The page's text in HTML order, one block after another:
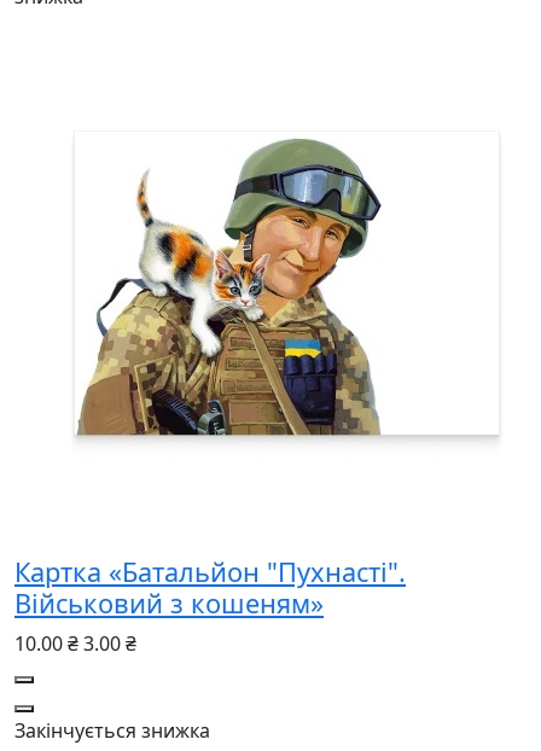
Картка «Батальйон "Пухнасті".
Військовий з кошеням»
10.00 ₴3.00 ₴
Закінчується знижка